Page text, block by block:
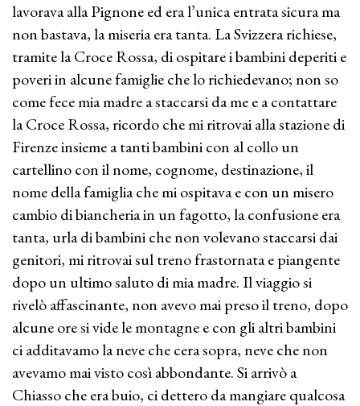
lavorava alla Pignone ed era l’unica entrata sicura ma
non bastava, la miseria era tanta. La Svizzera richiese,
tramite la Croce Rossa, di ospitare i bambini deperiti e
poveri in alcune famiglie che lo richiedevano; non so
come fece mia madre a staccarsi da me e a contattare
la Croce Rossa, ricordo che mi ritrovai alla stazione di
Firenze insieme a tanti bambini con al collo un
cartellino con il nome, cognome, destinazione, il
nome della famiglia che mi ospitava e con un misero
cambio di biancheria in un fagotto, la confusione era
tanta, urla di bambini che non volevano staccarsi dai
genitori, mi ritrovai sul treno frastornata e piangente
dopo un ultimo saluto di mia madre. Il viaggio si
rivelò affascinante, non avevo mai preso il treno, dopo
alcune ore si vide le montagne e con gli altri bambini
ci additavamo la neve che cera sopra, neve che non
avevamo mai visto così abbondante. Si arrivò a
Chiasso che era buio, ci dettero da mangiare qualcosa